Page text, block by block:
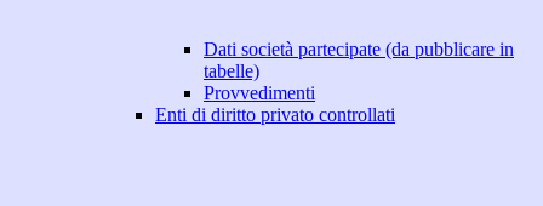
Dati società partecipate (da pubblicare in
tabelle)
Provvedimenti
Enti di diritto privato controllati